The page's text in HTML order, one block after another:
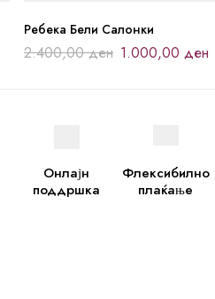
Ребека Бели Салонки
2.400,00ден 1.000,00 ден
Онлајн
поддршка
Флексибилно
плаќање